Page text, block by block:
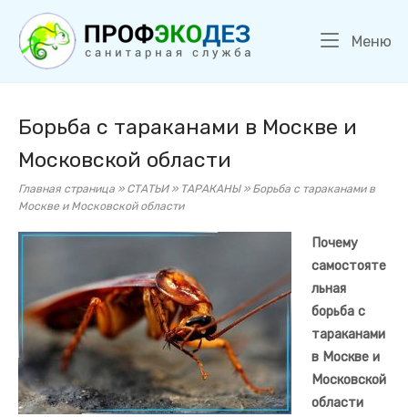
Перейти
содержанию
Главная
Меню
Борьба с тараканами в Москве и
Московской области
Главная страница » СТАТЬИ» ТАРАКАНЫ» Борьба с тараканами в
Москве и Московской области
Почему
самостояте
льная
борьба с
тараканами
в Москве и
Московской
области